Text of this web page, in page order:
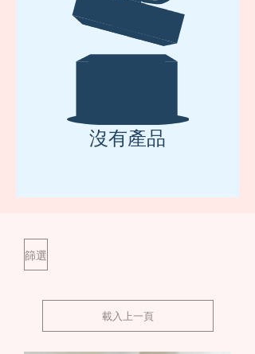
沒有產品
篩選
載入上一頁